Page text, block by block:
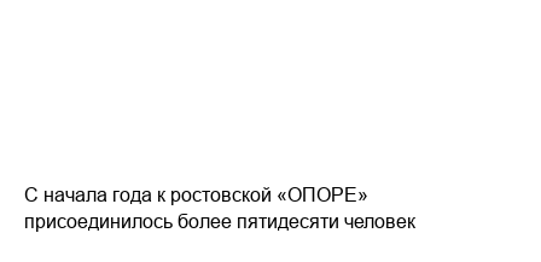
С начала года к ростовской «ОПОРЕ»
присоединилось более пятидесяти человек